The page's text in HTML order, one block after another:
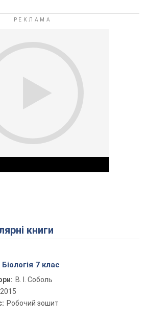
Play Video
книги
7 клас
В. І. Соболь
2015
Робочий зошит